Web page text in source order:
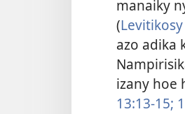
manaiky
(
azo adika
izany hoe
13:13-15;